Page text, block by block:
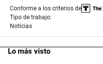
Conforme a los criterios de
Tipo de trabajo:
Noticias
Lo más visto